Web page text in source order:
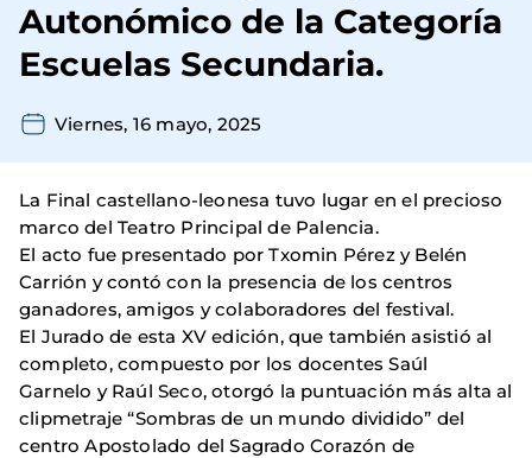
Autonómico de la Categoría
Escuelas Secundaria.
Viernes, 16 mayo, 2025
La Final castellano-leonesa tuvo lugar en el precioso
marco del Teatro Principal de Palencia.
El acto fue presentado por Txomin Pérez y Belén
Carrión y contó con la presencia de los centros
ganadores, amigos y colaboradores del festival.
El Jurado de esta XV edición, que también asistió al
completo, compuesto por los docentes Saúl
Garnelo y Raúl Seco, otorgó la puntuación más alta al
clipmetraje “Sombras de un mundo dividido” del
centro Apostolado del Sagrado Corazón de